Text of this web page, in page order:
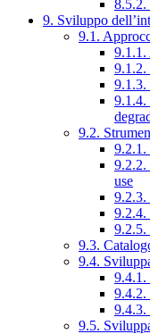
8.5.2.
9. Sviluppo
9.1.
9.1.2.
9.1.4.
9.2.
9.2.1.
9.2.2.
use
9.2.3.
9.2.4.
9.2.5.
9.3.
9.4.
9.4.1.
9.5.